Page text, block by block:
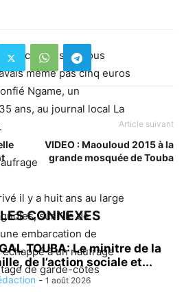
à y croire, si je vous
même pas cinq euros
Ngame, un
ans, au journal local La
il y a huit ans au large
sur l’île de
embarcation de
à un naufrage
de garde-côtes
Article suivant
VIDEO : Maouloud 2015 à la
grande mosquée de Touba
CONNEXES
TOUBA: Le minitre de la
de l’action sociale et...
- 1 août 2026